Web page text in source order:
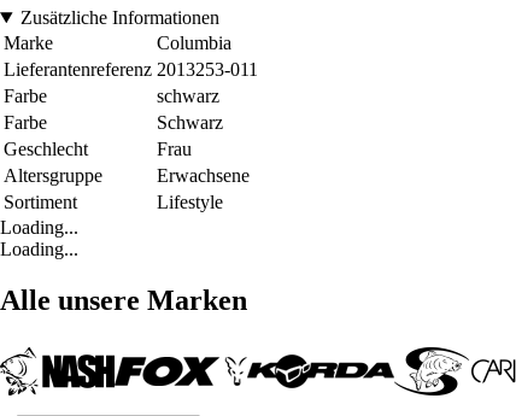
Zusätzliche Informationen
Marke
Columbia
Lieferantenreferenz 2013253-011
Farbe
schwarz
Farbe
Schwarz
Geschlecht
Frau
Altersgruppe
Erwachsene
Sortiment
Lifestyle
Loading...
Loading...
Alle unsere Marken